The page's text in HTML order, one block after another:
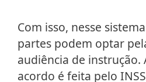
Com isso, nesse
partes podem optar
audiência de instrução.
acordo é feita pelo